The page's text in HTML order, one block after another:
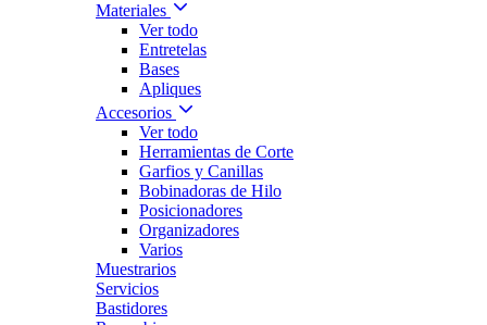
Materiales
Ver todo
Entretelas
Bases
Apliques
Accesorios
Ver todo
Herramientas de Corte
Garfios y Canillas
Bobinadoras de Hilo
Posicionadores
Organizadores
Varios
Muestrarios
Servicios
Bastidores